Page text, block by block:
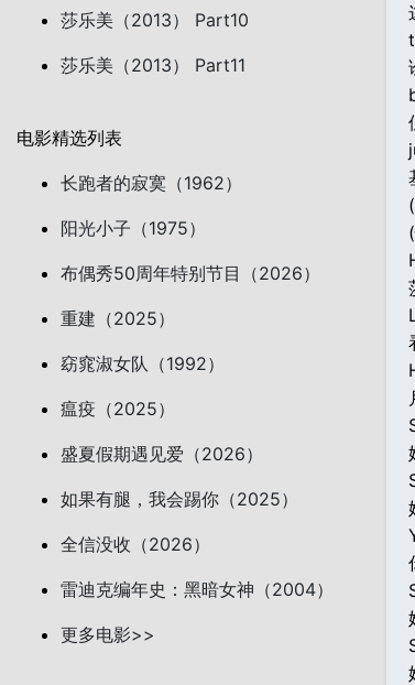
莎乐美（2013） Part10
莎乐美（2013） Part11
电影精选列表
长跑者的寂寞（1962）
阳光小子（1975）
布偶秀50周年特别节目（2026）
重建（2025）
窈窕淑女队（1992）
瘟疫（2025）
盛夏假期遇见爱（2026）
如果有腿，我会踢你（2025）
全信没收（2026）
雷迪克编年史：黑暗女神（2004）
更多电影>>